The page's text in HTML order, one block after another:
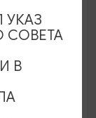
УКАЗ
СОВЕТА
В